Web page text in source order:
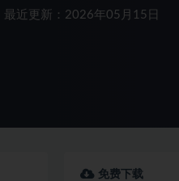
最近更新：2026年05月15日
免费下载